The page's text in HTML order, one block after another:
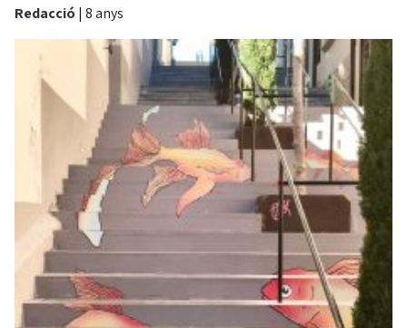
Redacció | 8 anys